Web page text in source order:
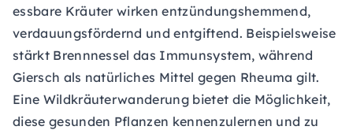
essbare Kräuter wirken entzündungshemmend,
verdauungsfördernd und entgiftend. Beispielsweise
stärkt Brennnessel das Immunsystem, während
Giersch als natürliches Mittel gegen Rheuma gilt.
Eine Wildkräuterwanderung bietet die Möglichkeit,
diese gesunden Pflanzen kennenzulernen und zu